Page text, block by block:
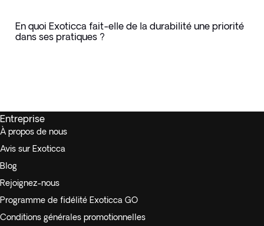
En quoi Exoticca fait-elle de la durabilité une priorité
dans ses pratiques ?